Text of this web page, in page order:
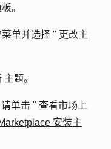
。
单并选择 " 更改主
主题。
单击 " 查看市场上
安装主